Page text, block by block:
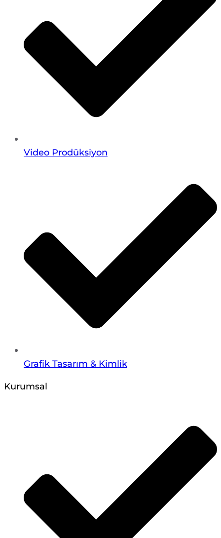
Video Prodüksiyon
Grafik Tasarım & Kimlik
Kurumsal